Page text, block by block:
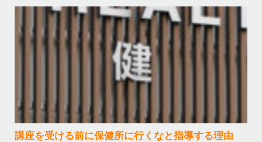
講座を受ける前に保健所に行くなと指導する理由